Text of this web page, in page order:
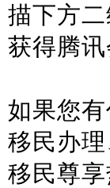
描下方
获得腾讯
如果您
移民办
移民尊